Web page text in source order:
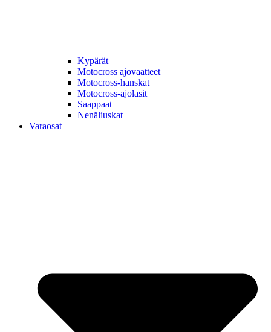
Kypärät
Motocross ajovaatteet
Motocross-hanskat
Motocross-ajolasit
Saappaat
Nenäliuskat
Varaosat